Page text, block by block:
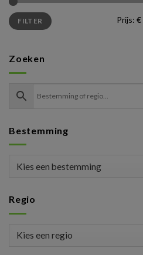
Min.
prijs
Max.
prijsFILTER Prijs: €
Zoeken
Bestemming
Regio